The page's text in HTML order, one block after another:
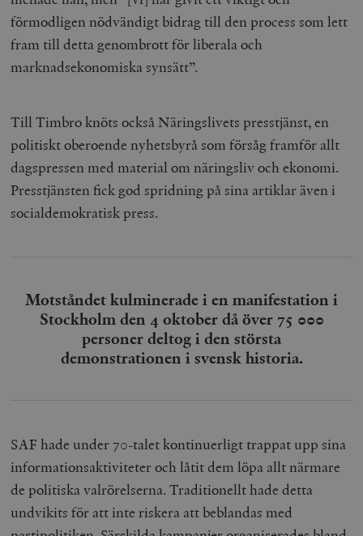
förmodligen nödvändigt bidrag till den process som lett
fram till detta genombrott för liberala och
marknadsekonomiska synsätt”.
Till Timbro knöts också Näringslivets presstjänst, en
politiskt oberoende nyhetsbyrå som försåg framför allt
dagspressen med material om näringsliv och ekonomi.
Presstjänsten fick god spridning på sina artiklar även i
socialdemokratisk press.
Motståndet kulminerade i en manifestation i
Stockholm den 4 oktober då över 75 000
personer deltog i den största
demonstrationen i svensk historia.
SAF hade under 70-talet kontinuerligt trappat upp sina
informationsaktiviteter och låtit dem löpa allt närmare
de politiska valrörelserna. Traditionellt hade detta
undvikits för att inte riskera att beblandas med